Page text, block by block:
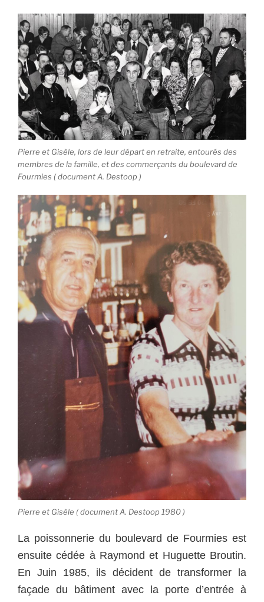
Pierre et Gisèle, lors de leur départ en retraite, entourés des
membres de la famille, et des commerçants du boulevard de
Fourmies ( document A. Destoop )
Pierre et Gisèle ( document A. Destoop 1980 )
La poissonnerie du boulevard de Fourmies est
ensuite cédée à Raymond et Huguette Broutin.
En Juin 1985, ils décident de transformer la
façade du bâtiment avec la porte d’entrée à